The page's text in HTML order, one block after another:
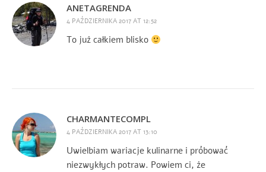
ANETAGRENDA
4 PAŹDZIERNIKA 2017 AT 12:52
To już całkiem blisko
CHARMANTECOMPL
4 PAŹDZIERNIKA 2017 AT 13:10
Uwielbiam wariacje kulinarne i próbować
niezwykłych potraw. Powiem ci, że